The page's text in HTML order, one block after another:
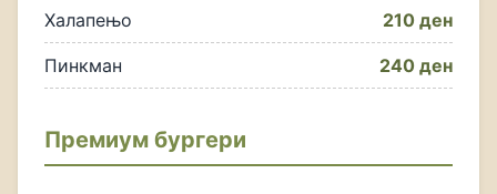
Халапењо 210 ден
Пинкман 240 ден
Премиум бургери